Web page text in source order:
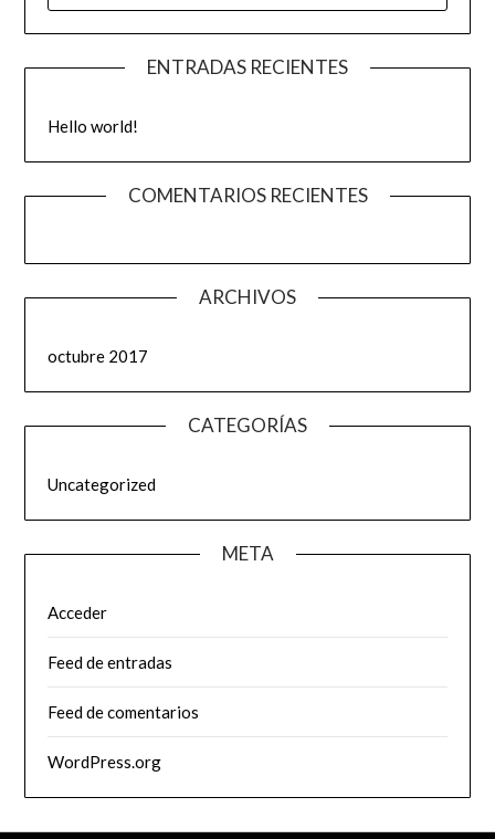
ENTRADAS RECIENTES
Hello world!
COMENTARIOS RECIENTES
ARCHIVOS
octubre 2017
CATEGORÍAS
Uncategorized
META
Acceder
Feed de entradas
Feed de comentarios
WordPress.org